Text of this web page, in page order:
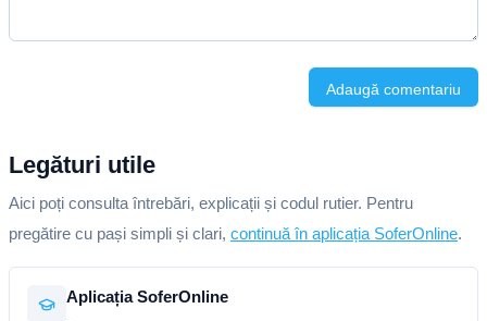
Adaugă comentariu
Legături utile
Aici poți consulta întrebări, explicații și codul rutier. Pentru
pregătire cu pași simpli și clari, continuă în aplicația SoferOnline.
Aplicația SoferOnline